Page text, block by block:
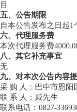
目
五、 公告期限
自本公告发布之日起1
六、代理服务费
本次代理服务费
八、 其它补充事宜
无
九、 对本次公告内容
采 购 人：巴中市恩
联 系 人：戚先生
联系电话： 0827-